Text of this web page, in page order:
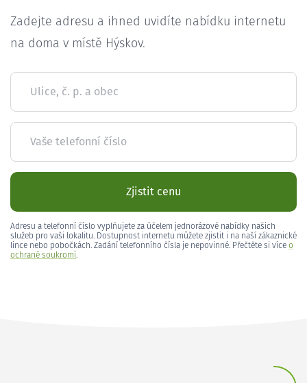
Zadejte adresu a ihned uvidíte nabídku internetu
na doma v místě Hýskov.
Ulice, č. p. a obec
Vaše telefonní číslo
Zjistit cenu
Adresu a telefonní číslo vyplňujete za účelem jednorázové nabídky našich
služeb pro vaši lokalitu. Dostupnost internetu můžete zjistit i na naší zákaznické
lince nebo pobočkách. Zadání telefonního čísla je nepovinné. Přečtěte si více o
ochraně soukromí.